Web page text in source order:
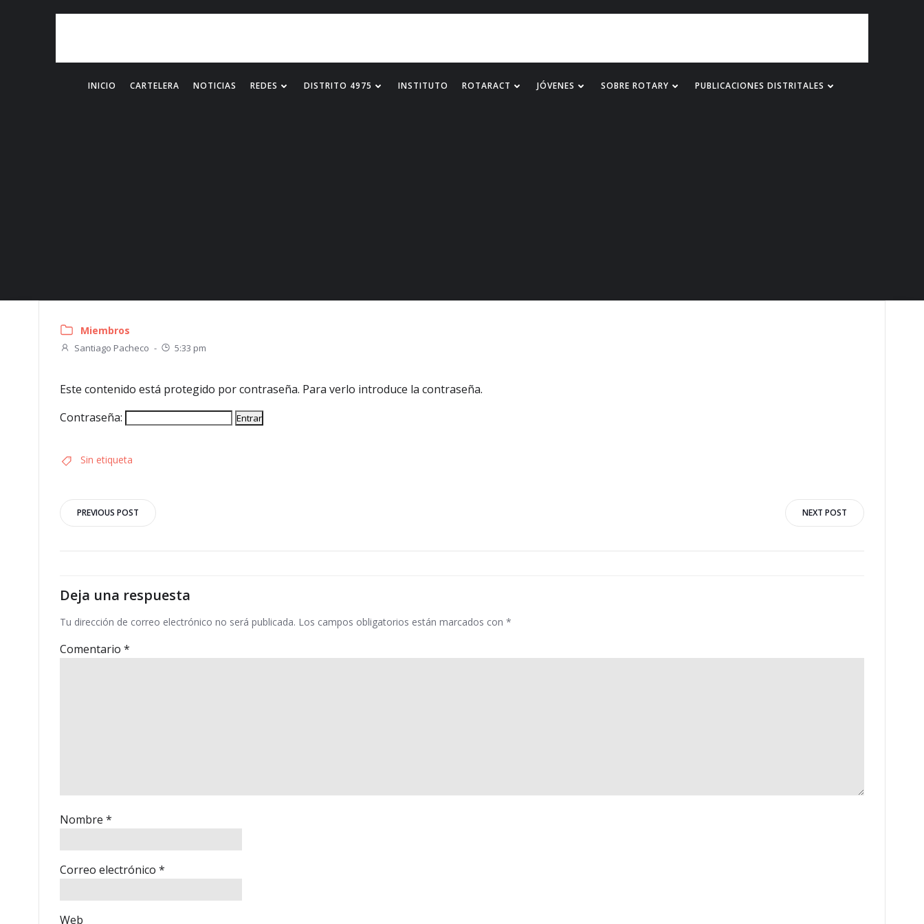
INICIO CARTELERA NOTICIAS REDES DISTRITO 4975 INSTITUTO ROTARACT JÓVENES SOBRE ROTARY PUBLICACIONES DISTRITALES
Miembros
Santiago Pacheco - 5:33 pm
Este contenido está protegido por contraseña. Para verlo introduce la contraseña.
Contraseña:
Sin etiqueta
Navegación
por
las
entradas
PREVIOUS POST
por
entradas
NEXT POST
Deja una respuesta
Tu dirección de correo electrónico no será publicada. Los campos obligatorios están marcados con *
Comentario *
Nombre *
Correo electrónico *
Web